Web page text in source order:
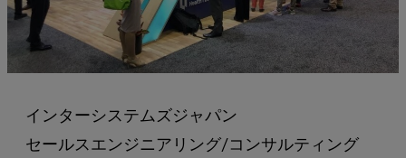
インターシステムズジャパン
セールスエンジニアリング/コンサルティング